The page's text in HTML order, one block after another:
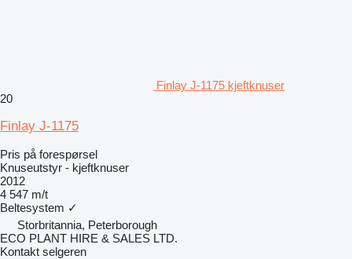
Finlay J-1175 kjeftknuser
20
Finlay J-1175
Pris på forespørsel
Knuseutstyr - kjeftknuser
2012
4 547 m/t
Beltesystem ✓
Storbritannia, Peterborough
ECO PLANT HIRE & SALES LTD.
Kontakt selgeren